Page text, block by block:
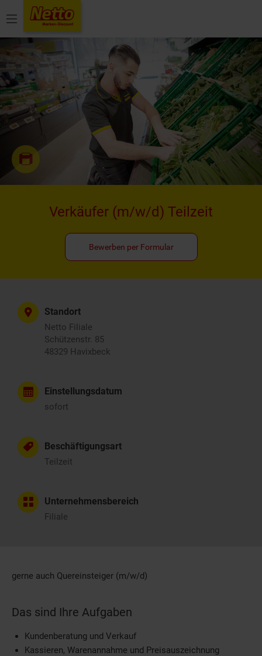
Menü
Verkäufer (m/w/d) Teilzeit
Bewerben per Formular
Standort
Netto Filiale
Schützenstr. 85
48329 Havixbeck
Einstellungsdatum
sofort
Beschäftigungsart
Teilzeit
Unternehmensbereich
Filiale
gerne auch Quereinsteiger (m/w/d)
Das sind Ihre Aufgaben
Kundenberatung und Verkauf
Kassieren, Warenannahme und Preisauszeichnung